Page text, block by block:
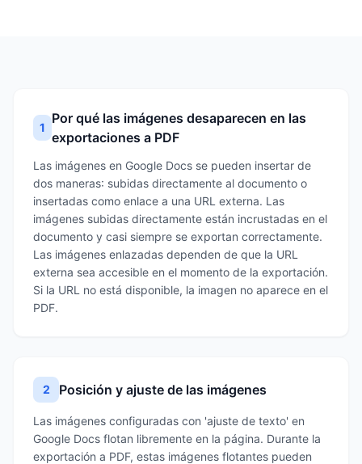
1
Por qué las imágenes desaparecen en las
exportaciones a PDF
Las imágenes en Google Docs se pueden insertar de
dos maneras: subidas directamente al documento o
insertadas como enlace a una URL externa. Las
imágenes subidas directamente están incrustadas en el
documento y casi siempre se exportan correctamente.
Las imágenes enlazadas dependen de que la URL
externa sea accesible en el momento de la exportación.
Si la URL no está disponible, la imagen no aparece en el
PDF.
2 Posición y ajuste de las imágenes
Las imágenes configuradas con 'ajuste de texto' en
Google Docs flotan libremente en la página. Durante la
exportación a PDF, estas imágenes flotantes pueden